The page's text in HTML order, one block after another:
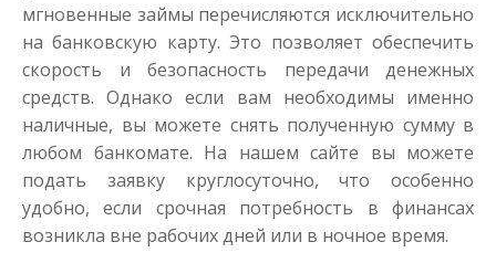
мгновенные займы перечисляются исключительно
на банковскую карту. Это позволяет обеспечить
скорость и безопасность передачи денежных
средств. Однако если вам необходимы именно
наличные, вы можете снять полученную сумму в
любом банкомате. На нашем сайте вы можете
подать заявку круглосуточно, что особенно
удобно, если срочная потребность в финансах
возникла вне рабочих дней или в ночное время.